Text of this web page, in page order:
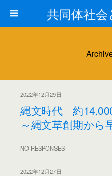
共同体社会
2022年12月29日
縄文時代 約
～縄文草創期から
NO RESPONSES
2022年12月27日